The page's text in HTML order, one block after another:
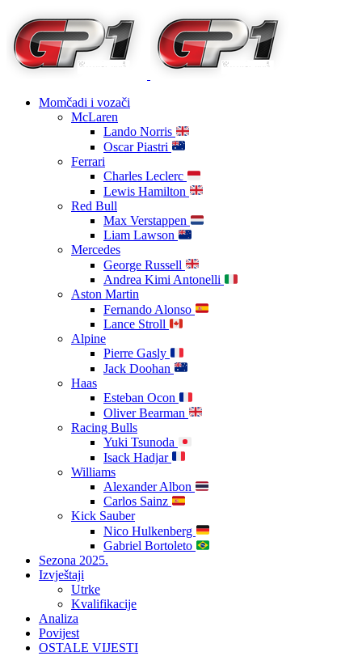
Momčadi i vozači
McLaren
Lando Norris
Oscar Piastri
Ferrari
Charles Leclerc
Lewis Hamilton
Red Bull
Max Verstappen
Liam Lawson
Mercedes
George Russell
Andrea Kimi Antonelli
Aston Martin
Fernando Alonso
Lance Stroll
Alpine
Pierre Gasly
Jack Doohan
Haas
Esteban Ocon
Oliver Bearman
Racing Bulls
Yuki Tsunoda
Isack Hadjar
Williams
Alexander Albon
Carlos Sainz
Kick Sauber
Nico Hulkenberg
Gabriel Bortoleto
Sezona 2025.
Izvještaji
Utrke
Kvalifikacije
Analiza
Povijest
OSTALE VIJESTI